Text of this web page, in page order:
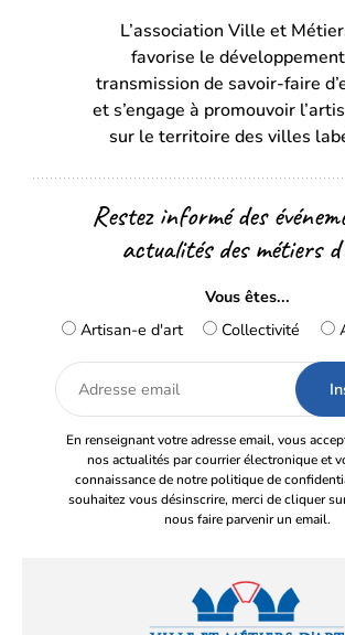
L’association Ville et
favorise le
transmission de savoir-faire
et s’engage à promouvoir
sur le territoire des villes
Restez informé des
actualités des métiers
Vous êtes...
Artisan-e d'art
Collectivité
Adresse
email
En renseignant votre adresse email, vous
nos actualités par courrier électronique et
connaissance de notre politique de
souhaitez vous désinscrire, merci de cliquer
nous faire parvenir un email.